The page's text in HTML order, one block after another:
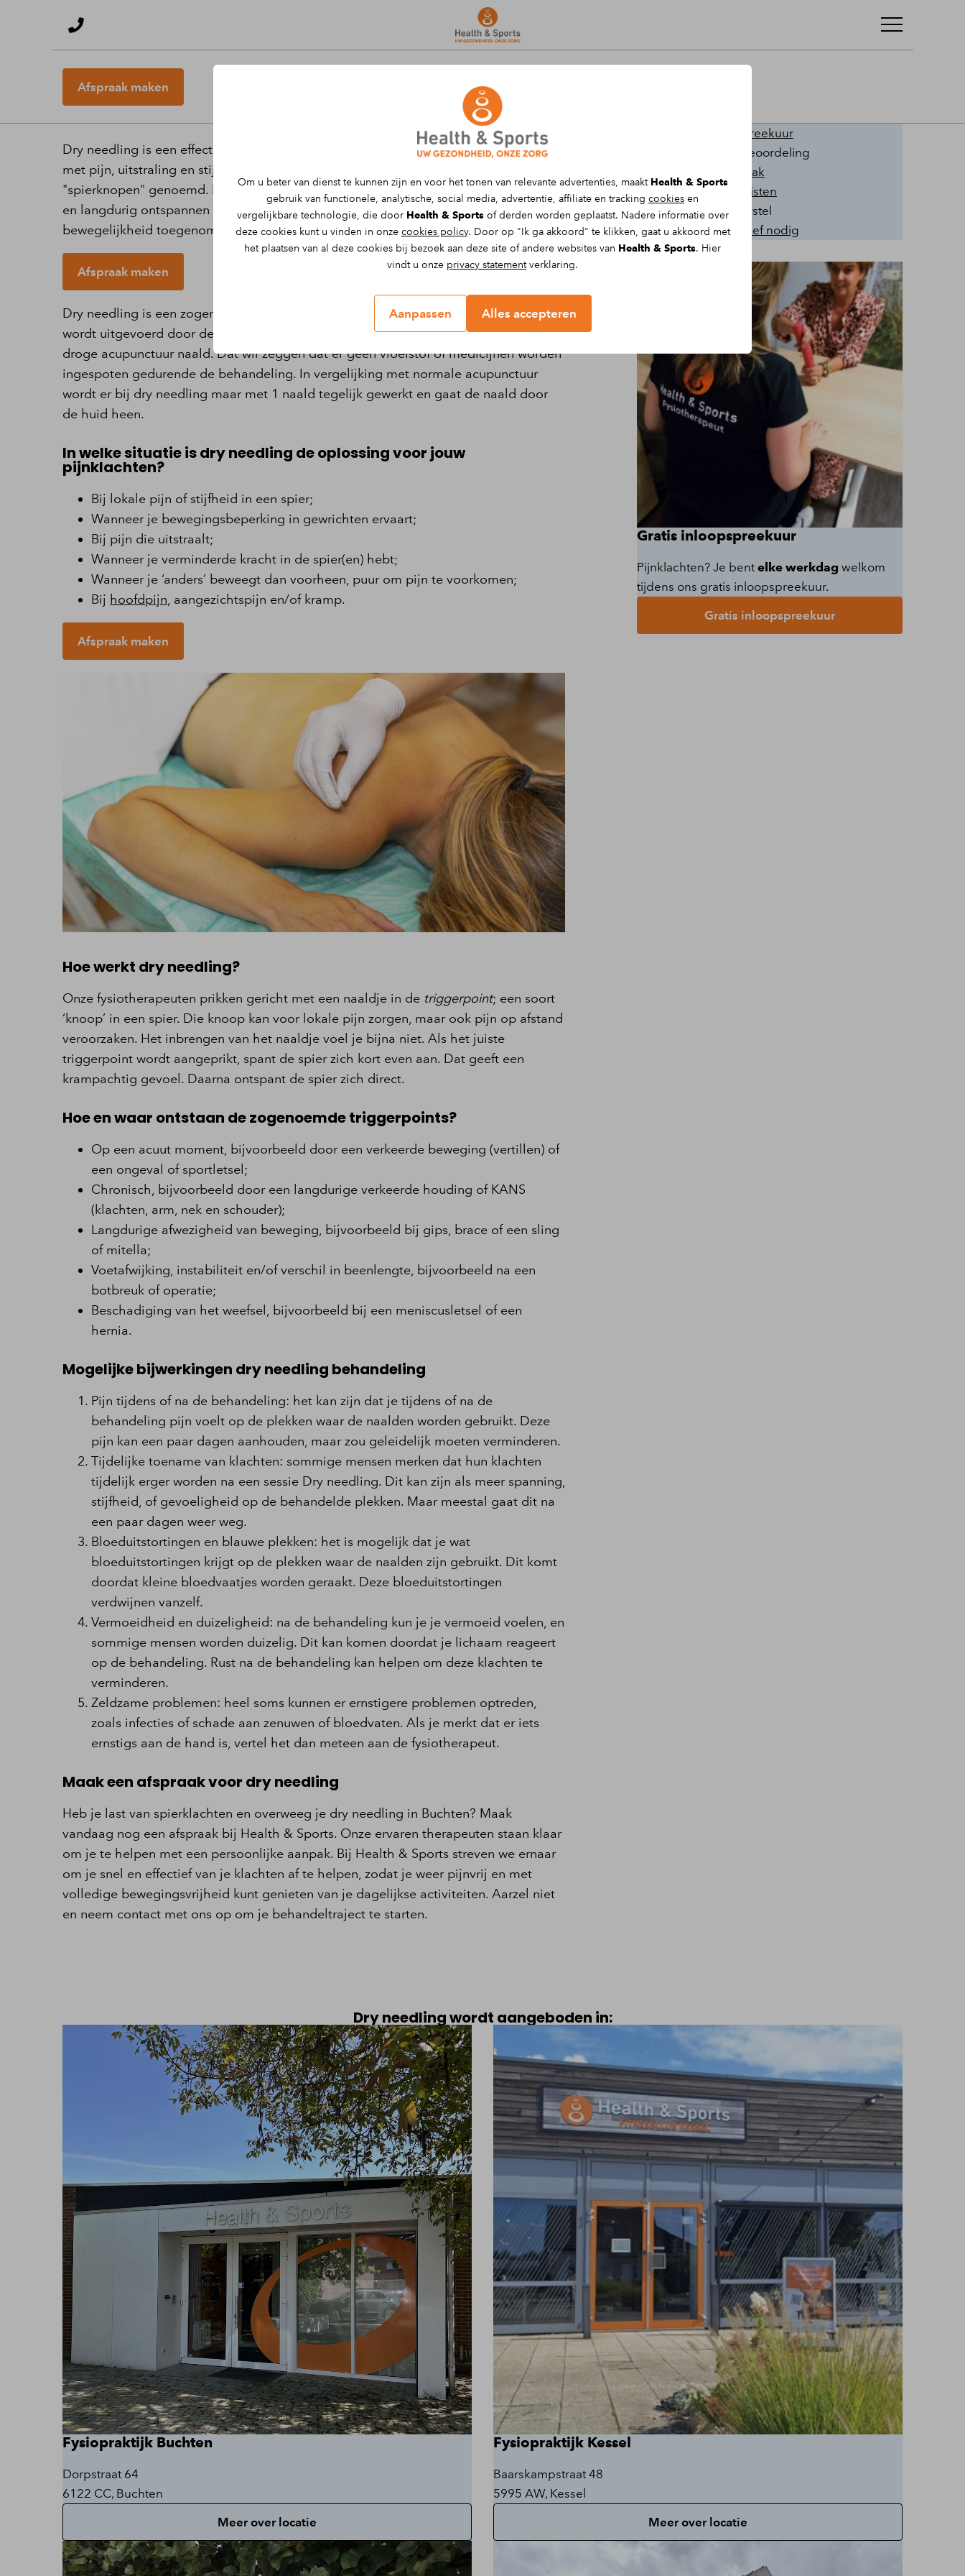
Om u beter van dienst te kunnen zijn en voor het tonen van relevante advertenties, maakt Health & Sports
gebruik van functionele, analytische, social media, advertentie, affiliate en tracking cookies en
vergelijkbare technologie, die door Health & Sports of derden worden geplaatst. Nadere informatie over
deze cookies kunt u vinden in onze cookies policy. Door op "Ik ga akkoord" te klikken, gaat u akkoord met
het plaatsen van al deze cookies bij bezoek aan deze site of andere websites van Health & Sports. Hier
vindt u onze privacy statementverklaring.
Aanpassen Alles accepteren
Afspraak maken
Dry needling in Buchten
Dry needling is een effectieve behandelmethode voor spier-gerelateerde problemen
met pijn, uitstraling en stijfheid als gevolg van zogenaamde “triggerpoints”, ook wel
"spierknopen" genoemd. Met behulp van dry needling kunnen de triggerpoints snel
en langdurig ontspannen worden. De pijn is hierdoor vaak direct verminderd en de
bewegelijkheid toegenomen.
Afspraak maken
Dry needling is een zogenaamde intramusculaire (in een spier) behandeling die
wordt uitgevoerd door de fysiotherapeut. Dit gebeurt met behulp van een dunne,
droge acupunctuur naald. Dat wil zeggen dat er geen vloeistof of medicijnen worden
ingespoten gedurende de behandeling. In vergelijking met normale acupunctuur
wordt er bij dry needling maar met 1 naald tegelijk gewerkt en gaat de naald door
de huid heen.
In welke situatie is dry needling de oplossing voor jouw
pijnklachten?
Bij lokale pijn of stijfheid in een spier;
Wanneer je bewegingsbeperking in gewrichten ervaart;
Bij pijn die uitstraalt;
Wanneer je verminderde kracht in de spier(en) hebt;
Wanneer je ‘anders’ beweegt dan voorheen, puur om pijn te voorkomen;
Bij hoofdpijn, aangezichtspijn en/of kramp.
Afspraak maken
Hoe werkt dry needling?
Onze fysiotherapeuten prikken gericht met een naaldje in de triggerpoint; een soort
‘knoop’ in een spier. Die knoop kan voor lokale pijn zorgen, maar ook pijn op afstand
veroorzaken. Het inbrengen van het naaldje voel je bijna niet. Als het juiste
triggerpoint wordt aangeprikt, spant de spier zich kort even aan. Dat geeft een
krampachtig gevoel. Daarna ontspant de spier zich direct.
Hoe en waar ontstaan de zogenoemde triggerpoints?
Op een acuut moment, bijvoorbeeld door een verkeerde beweging (vertillen) of
een ongeval of sportletsel;
Chronisch, bijvoorbeeld door een langdurige verkeerde houding of KANS
(klachten, arm, nek en schouder);
Langdurige afwezigheid van beweging, bijvoorbeeld bij gips, brace of een sling
of mitella;
Voetafwijking, instabiliteit en/of verschil in beenlengte, bijvoorbeeld na een
botbreuk of operatie;
Beschadiging van het weefsel, bijvoorbeeld bij een meniscusletsel of een
hernia.
Mogelijke bijwerkingen dry needling behandeling
Pijn tijdens of na de behandeling: het kan zijn dat je tijdens of na de
behandeling pijn voelt op de plekken waar de naalden worden gebruikt. Deze
pijn kan een paar dagen aanhouden, maar zou geleidelijk moeten verminderen.
Tijdelijke toename van klachten: sommige mensen merken dat hun klachten
tijdelijk erger worden na een sessie Dry needling. Dit kan zijn als meer spanning,
stijfheid, of gevoeligheid op de behandelde plekken. Maar meestal gaat dit na
een paar dagen weer weg.
Bloeduitstortingen en blauwe plekken: het is mogelijk dat je wat
bloeduitstortingen krijgt op de plekken waar de naalden zijn gebruikt. Dit komt
doordat kleine bloedvaatjes worden geraakt. Deze bloeduitstortingen
verdwijnen vanzelf.
Vermoeidheid en duizeligheid: na de behandeling kun je je vermoeid voelen, en
sommige mensen worden duizelig. Dit kan komen doordat je lichaam reageert
op de behandeling. Rust na de behandeling kan helpen om deze klachten te
verminderen.
Zeldzame problemen: heel soms kunnen er ernstigere problemen optreden,
zoals infecties of schade aan zenuwen of bloedvaten. Als je merkt dat er iets
ernstigs aan de hand is, vertel het dan meteen aan de fysiotherapeut.
Maak een afspraak voor dry needling
Heb je last van spierklachten en overweeg je dry needling in Buchten? Maak
vandaag nog een afspraak bij Health & Sports. Onze ervaren therapeuten staan klaar
om je te helpen met een persoonlijke aanpak. Bij Health & Sports streven we ernaar
om je snel en effectief van je klachten af te helpen, zodat je weer pijnvrij en met
volledige bewegingsvrijheid kunt genieten van je dagelijkse activiteiten. Aarzel niet
en neem contact met ons op om je behandeltraject te starten.
Gratis inloopspreekuur
Hoge klantenbeoordeling
Snel een afspraak
Ervaren specialisten
Helder over herstel
Géén verwijsbrief nodig
Gratis inloopspreekuur
Pijnklachten? Je bent elke werkdag welkom
tijdens ons gratis inloopspreekuur.
Gratis inloopspreekuur
Dry needling wordt aangeboden in:
Fysiopraktijk Buchten
Dorpstraat 64
6122 CC, Buchten
Meer over locatie
Fysiopraktijk Kessel
Baarskampstraat 48
5995 AW, Kessel
Meer over locatie